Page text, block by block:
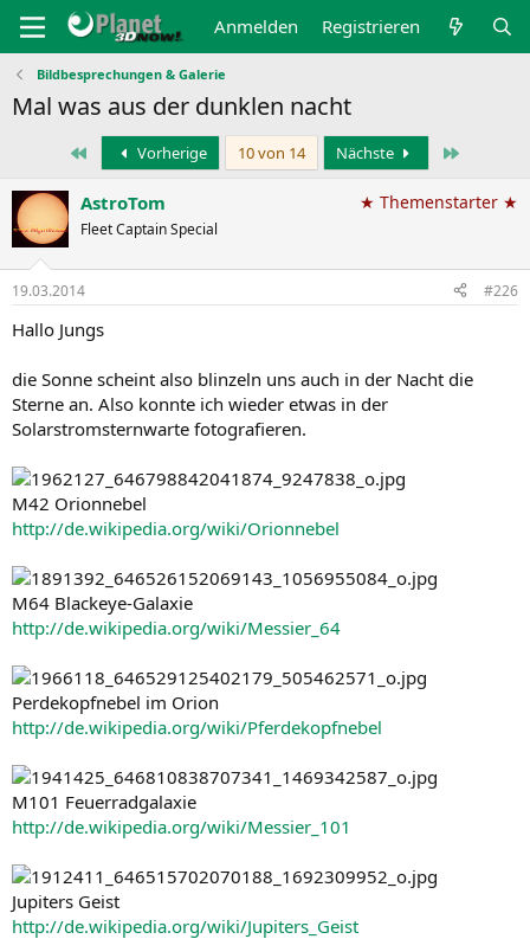
Anmelden Registrieren
Bildbesprechungen & Galerie
Mal was aus der dunklen nacht
Erste Vorherige 10 von 14 Nächste
AstroTom
Fleet Captain Special
★ Themenstarter ★
19.03.2014 #226
Hallo Jungs
die Sonne scheint also blinzeln uns auch in der Nacht die
Sterne an. Also konnte ich wieder etwas in der
Solarstromsternwarte fotografieren.
M42 Orionnebel
http://de.wikipedia.org/wiki/Orionnebel
M64 Blackeye-Galaxie
http://de.wikipedia.org/wiki/Messier_64
Perdekopfnebel im Orion
http://de.wikipedia.org/wiki/Pferdekopfnebel
M101 Feuerradgalaxie
http://de.wikipedia.org/wiki/Messier_101
Jupiters Geist
http://de.wikipedia.org/wiki/Jupiters_Geist